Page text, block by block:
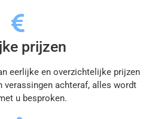
prijzen
eerlijke en overzichtelijke prijzen
verassingen achteraf, alles wordt
u besproken.